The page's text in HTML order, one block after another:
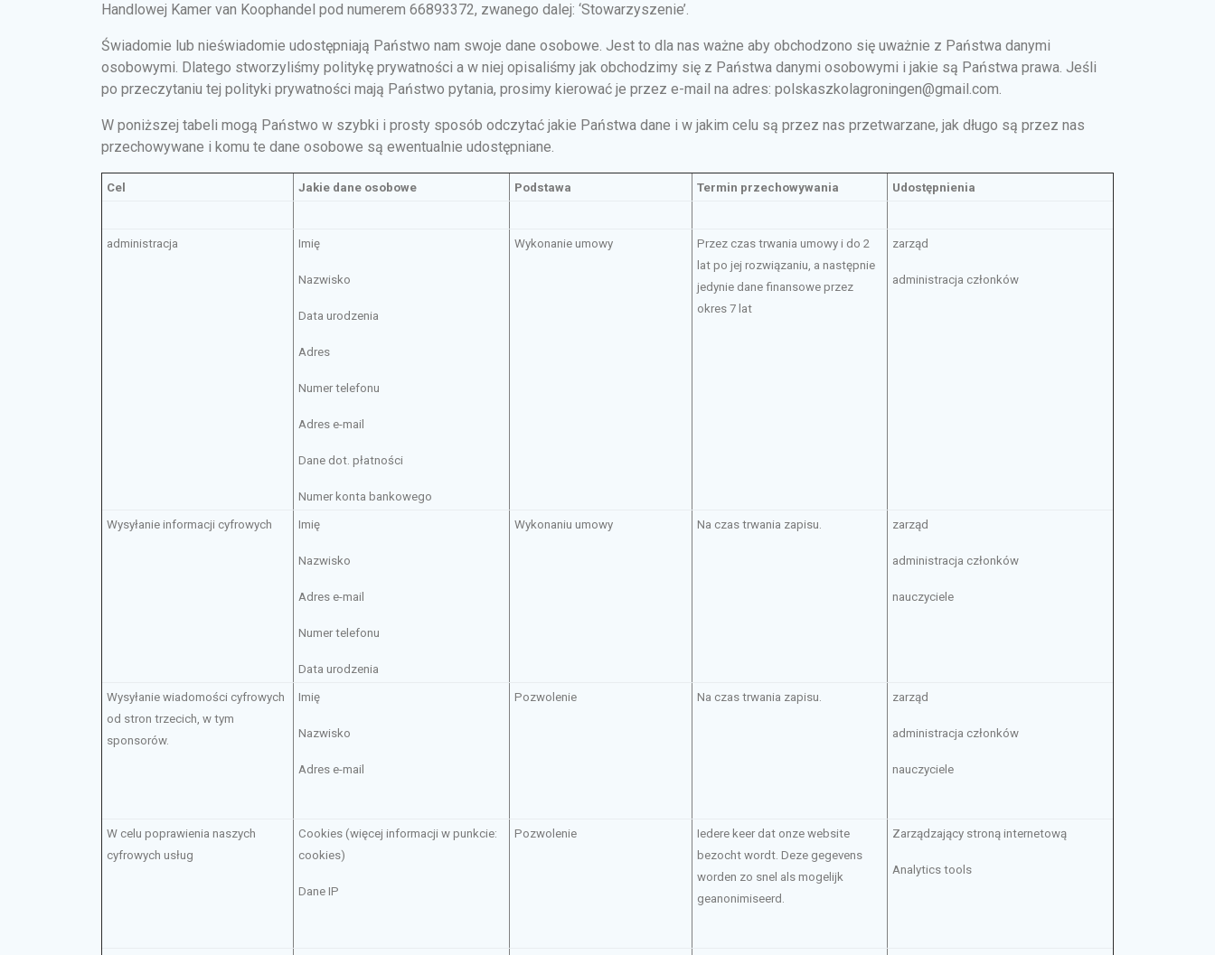
Handlowej Kamer van Koophandel pod numerem 66893372, zwanego dalej: ‘Stowarzyszenie’.
Świadomie lub nieświadomie udostępniają Państwo nam swoje dane osobowe. Jest to dla nas ważne aby obchodzono się uważnie z Państwa danymi
osobowymi. Dlatego stworzyliśmy politykę prywatności a w niej opisaliśmy jak obchodzimy się z Państwa danymi osobowymi i jakie są Państwa prawa. Jeśli
po przeczytaniu tej polityki prywatności mają Państwo pytania, prosimy kierować je przez e-mail na adres: polskaszkolagroningen@gmail.com.
W poniższej tabeli mogą Państwo w szybki i prosty sposób odczytać jakie Państwa dane i w jakim celu są przez nas przetwarzane, jak długo są przez nas
przechowywane i komu te dane osobowe są ewentualnie udostępniane.
Cel Jakie dane osobowe Podstawa Termin przechowywania Udostępnienia
administracja Imię
Nazwisko
Data urodzenia
Adres
Numer telefonu
Adres e-mail
Dane dot. płatności
Numer konta bankowego
Wykonanie umowy
Przez czas trwania umowy i do 2
lat po jej rozwiązaniu, a następnie
jedynie dane finansowe przez
okres 7 lat
zarząd
administracja członków
Wysyłanie informacji cyfrowych Imię
Nazwisko
Adres e-mail
Numer telefonu
Data urodzenia
Wykonaniu umowy Na czas trwania zapisu. zarząd
administracja członków
nauczyciele
Wysyłanie wiadomości cyfrowych
od stron trzecich, w tym
sponsorów.
Imię
Nazwisko
Adres e-mail
Pozwolenie Na czas trwania zapisu. zarząd
administracja członków
nauczyciele
W celu poprawienia naszych
cyfrowych usług
Cookies (więcej informacji w punkcie:
cookies)
Dane IP
Pozwolenie
Iedere keer dat onze website
bezocht wordt. Deze gegevens
worden zo snel als mogelijk
geanonimiseerd.
Zarządzający stroną internetową
Analytics tools